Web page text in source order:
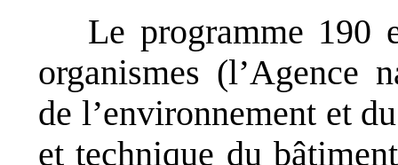
Le programme 190
organismes (l’Agence
de l’environnement et
et technique du